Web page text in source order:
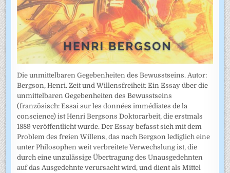
Die unmittelbaren Gegebenheiten des Bewusstseins. Autor:
Bergson, Henri. Zeit und Willensfreiheit: Ein Essay über die
unmittelbaren Gegebenheiten des Bewusstseins
(französisch: Essai sur les données immédiates de la
conscience) ist Henri Bergsons Doktorarbeit, die erstmals
1889 veröffentlicht wurde. Der Essay befasst sich mit dem
Problem des freien Willens, das nach Bergson lediglich eine
unter Philosophen weit verbreitete Verwechslung ist, die
durch eine unzulässige Übertragung des Unausgedehnten
auf das Ausgedehnte verursacht wird, und dient als Mittel